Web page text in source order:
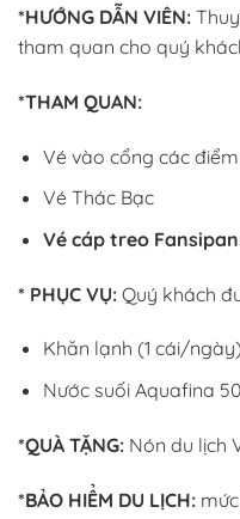
*HƯỚNG DẪN VIÊN:
tham quan cho quý
*THAM QUAN:
Vé vào cổng các
Vé Thác Bạc
Vé cáp treo
* PHỤC VỤ: Quý khách
Khăn lạnh (1 cái/ngày)
Nước suối Aquafina
*QUÀ TẶNG: Nón du lịch
*BẢO HIỂM DU LỊCH: